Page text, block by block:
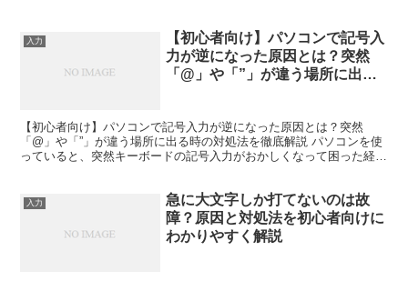
入力
【初心者向け】パソコンで記号入
力が逆になった原因とは？突然
「@」や「”」が違う場所に出る
【初心者向け】パソコンで記号入力が逆になった原因とは？突然
「@」や「”」が違う場所に出る時の対処法を徹底解説 パソコンを使
っていると、突然キーボードの記号入力がおかしくなって困った経験
入力
急に大文字しか打てないのは故
障？原因と対処法を初心者向けに
わかりやすく解説